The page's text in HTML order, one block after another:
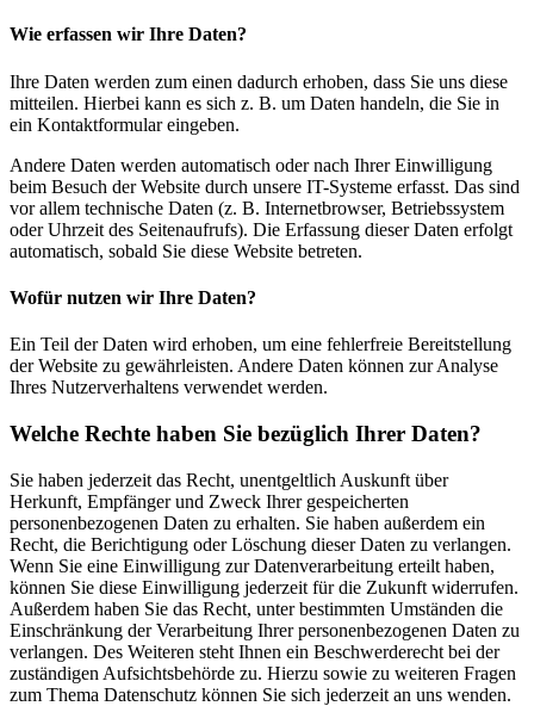
Wie erfassen wir Ihre Daten?
Ihre Daten werden zum einen dadurch erhoben, dass Sie uns diese
mitteilen. Hierbei kann es sich z. B. um Daten handeln, die Sie in
ein Kontaktformular eingeben.
Andere Daten werden automatisch oder nach Ihrer Einwilligung
beim Besuch der Website durch unsere IT-Systeme erfasst. Das sind
vor allem technische Daten (z. B. Internetbrowser, Betriebssystem
oder Uhrzeit des Seitenaufrufs). Die Erfassung dieser Daten erfolgt
automatisch, sobald Sie diese Website betreten.
Wofür nutzen wir Ihre Daten?
Ein Teil der Daten wird erhoben, um eine fehlerfreie Bereitstellung
der Website zu gewährleisten. Andere Daten können zur Analyse
Ihres Nutzerverhaltens verwendet werden.
Welche Rechte haben Sie bezüglich Ihrer Daten?
Sie haben jederzeit das Recht, unentgeltlich Auskunft über
Herkunft, Empfänger und Zweck Ihrer gespeicherten
personenbezogenen Daten zu erhalten. Sie haben außerdem ein
Recht, die Berichtigung oder Löschung dieser Daten zu verlangen.
Wenn Sie eine Einwilligung zur Datenverarbeitung erteilt haben,
können Sie diese Einwilligung jederzeit für die Zukunft widerrufen.
Außerdem haben Sie das Recht, unter bestimmten Umständen die
Einschränkung der Verarbeitung Ihrer personenbezogenen Daten zu
verlangen. Des Weiteren steht Ihnen ein Beschwerderecht bei der
zuständigen Aufsichtsbehörde zu. Hierzu sowie zu weiteren Fragen
zum Thema Datenschutz können Sie sich jederzeit an uns wenden.